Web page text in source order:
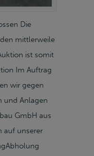
Die
mittlerweile
ist somit
Im Auftrag
wir gegen
und Anlagen
GmbH aus
auf unserer